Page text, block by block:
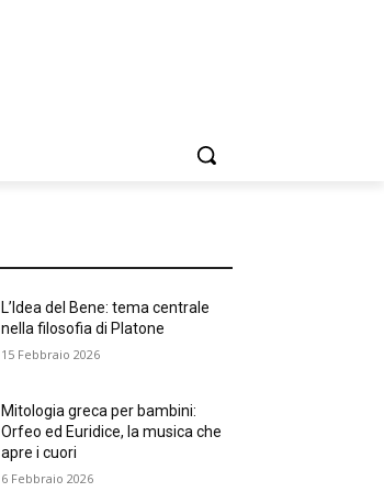
L’Idea del Bene: tema centrale
nella filosofia di Platone
15 Febbraio 2026
Mitologia greca per bambini:
Orfeo ed Euridice, la musica che
apre i cuori
6 Febbraio 2026